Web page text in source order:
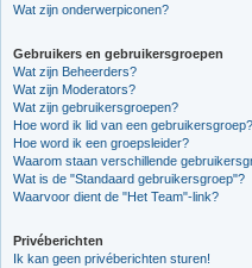
Wat zijn onderwerpiconen?
Gebruikers en gebruikersgroepen
Wat zijn Beheerders?
Wat zijn Moderators?
Wat zijn gebruikersgroepen?
Hoe word ik lid van een gebruikersgroep?
Hoe word ik een groepsleider?
Waarom staan verschillende
Wat is de "Standaard gebruikersgroep"?
Waarvoor dient de "Het Team"-link?
Privéberichten
Ik kan geen privéberichten sturen!